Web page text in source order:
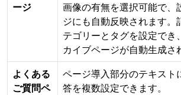
ージ
画像の有無を選択可能で、
ジにも自動反映されます。
テゴリーとタグを設定でき
カイブページが自動生成さ
よくある
ご質問ペ
ページ導入部分のテキスト
答を複数設定できます。